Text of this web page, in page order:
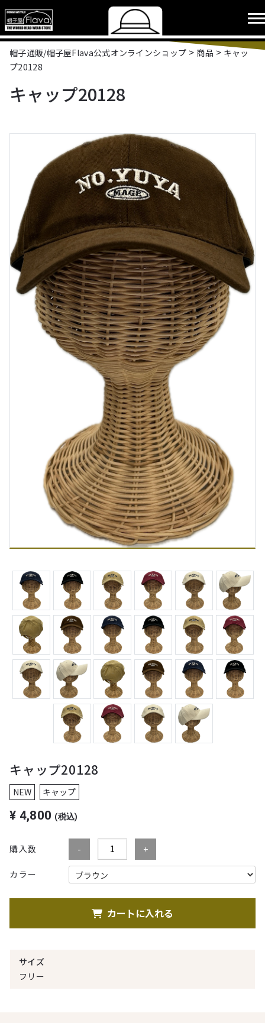
帽子通販/帽子屋Flava公式オンラインショップ > 商品 > キャッ
プ20128
キャップ20128
キャップ20128
NEW キャップ
¥ 4,800 (税込)
購入数
カラー
カートに入れる
サイズ
フリー